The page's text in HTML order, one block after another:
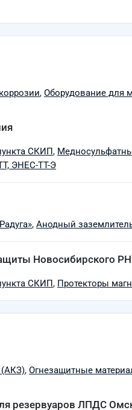
, Оборудование для
СКИП,
ЭНЕС-ТТ-Э
, Анодный
Новосибирского
СКИП, Протекторы
, Огнезащитные
резервуаров ЛПДС